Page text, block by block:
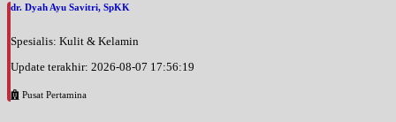
dr. Dyah Ayu Savitri, SpKK
Spesialis: Kulit & Kelamin
Update terakhir: 2026-08-07 17:56:19
Pusat Pertamina